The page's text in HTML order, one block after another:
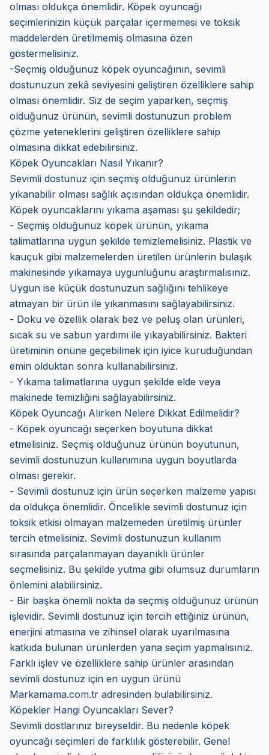
olması oldukça önemlidir. Köpek oyuncağı
seçimlerinizin küçük parçalar içermemesi ve toksik
maddelerden üretilmemiş olmasına özen
göstermelisiniz.
-Seçmiş olduğunuz köpek oyuncağının, sevimli
dostunuzun zekâ seviyesini geliştiren özelliklere sahip
olması önemlidir. Siz de seçim yaparken, seçmiş
olduğunuz ürünün, sevimli dostunuzun problem
çözme yeteneklerini geliştiren özelliklere sahip
olmasına dikkat edebilirsiniz.
Köpek Oyuncakları Nasıl Yıkanır?
Sevimli dostunuz için seçmiş olduğunuz ürünlerin
yıkanabilir olması sağlık açısından oldukça önemlidir.
Köpek oyuncaklarını yıkama aşaması şu şekildedir;
- Seçmiş olduğunuz köpek ürünün, yıkama
talimatlarına uygun şekilde temizlemelisiniz. Plastik ve
kauçuk gibi malzemelerden üretilen ürünlerin bulaşık
makinesinde yıkamaya uygunluğunu araştırmalısınız.
Uygun ise küçük dostunuzun sağlığını tehlikeye
atmayan bir ürün ile yıkanmasını sağlayabilirsiniz.
- Doku ve özellik olarak bez ve peluş olan ürünleri,
sıcak su ve sabun yardımı ile yıkayabilirsiniz. Bakteri
üretiminin önüne geçebilmek için iyice kuruduğundan
emin olduktan sonra kullanabilirsiniz.
- Yıkama talimatlarına uygun şekilde elde veya
makinede temizliğini sağlayabilirsiniz.
Köpek Oyuncağı Alırken Nelere Dikkat Edilmelidir?
- Köpek oyuncağı seçerken boyutuna dikkat
etmelisiniz. Seçmiş olduğunuz ürünün boyutunun,
sevimli dostunuzun kullanımına uygun boyutlarda
olması gerekir.
- Sevimli dostunuz için ürün seçerken malzeme yapısı
da oldukça önemlidir. Öncelikle sevimli dostunuz için
toksik etkisi olmayan malzemeden üretilmiş ürünler
tercih etmelisiniz. Sevimli dostunuzun kullanım
sırasında parçalanmayan dayanıklı ürünler
seçmelisiniz. Bu şekilde yutma gibi olumsuz durumların
önlemini alabilirsiniz.
- Bir başka önemli nokta da seçmiş olduğunuz ürünün
işlevidir. Sevimli dostunuz için tercih ettiğiniz ürünün,
enerjini atmasına ve zihinsel olarak uyarılmasına
katkıda bulunan ürünlerden yana seçim yapmalısınız.
Farklı işlev ve özelliklere sahip ürünler arasından
sevimli dostunuz için en uygun ürünü
Markamama.com.tr adresinden bulabilirsiniz.
Köpekler Hangi Oyuncakları Sever?
Sevimli dostlarınız bireyseldir. Bu nedenle köpek
oyuncağı seçimleri de farklılık gösterebilir. Genel